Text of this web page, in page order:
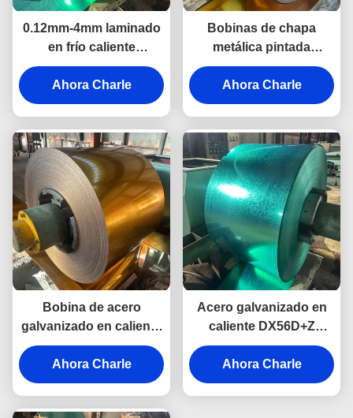
0.12mm-4mm laminado
en frío caliente
prepintado Galvalume
bobina de acero para la
construcción
Ahora Charle
Bobinas de chapa
metálica pintada
laminada en frío con
recubrimiento de zinc
para uso industrial en la
Ahora Charle
Bobina de acero
galvanizado en caliente
con recubrimiento de
zinc, bobina de acero
ppgi laminada en frío
Ahora Charle
Acero galvanizado en
caliente DX56D+Z
laminado en frío para
techos, automoción e
industria
Ahora Charle